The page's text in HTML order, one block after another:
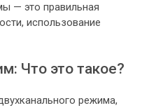
— это правильная
использование
Что это такое?
режима,